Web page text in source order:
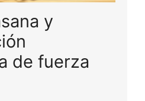
y
de fuerza